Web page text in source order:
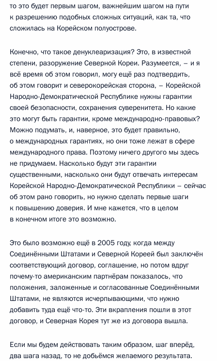
то это будет первым шагом, важнейшим шагом на пути
к разрешению подобных сложных ситуаций, как та, что
сложилась на Корейском полуострове.
Конечно, что такое денуклеаризация? Это, в известной
степени, разоружение Северной Кореи. Разумеется, – и я
всё время об этом говорил, могу ещё раз подтвердить,
об этом говорит и северокорейская сторона, – Корейской
Народно-Демократической Республике нужны гарантии
своей безопасности, сохранения суверенитета. Но какие
это могут быть гарантии, кроме международно-правовых?
Можно подумать, и, наверное, это будет правильно,
о международных гарантиях, но они тоже лежат в сфере
международного права. Поэтому ничего другого мы здесь
не придумаем. Насколько будут эти гарантии
существенными, насколько они будут отвечать интересам
Корейской Народно-Демократической Республики – сейчас
об этом рано говорить, но нужно сделать первые шаги
к повышению доверия. И мне кажется, что в целом
в конечном итоге это возможно.
Это было возможно ещё в 2005 году, когда между
Соединёнными Штатами и Северной Кореей был заключён
соответствующий договор, соглашение, но потом вдруг
почему-то американским партнёрам показалось, что
положения, заложенные и согласованные Соединёнными
Штатами, не являются исчерпывающими, что нужно
добавить туда ещё что-то. Эти вкрапления пошли в этот
договор, и Северная Корея тут же из договора вышла.
Если мы будем действовать таким образом, шаг вперёд,
два шага назад, то не добьёмся желаемого результата.